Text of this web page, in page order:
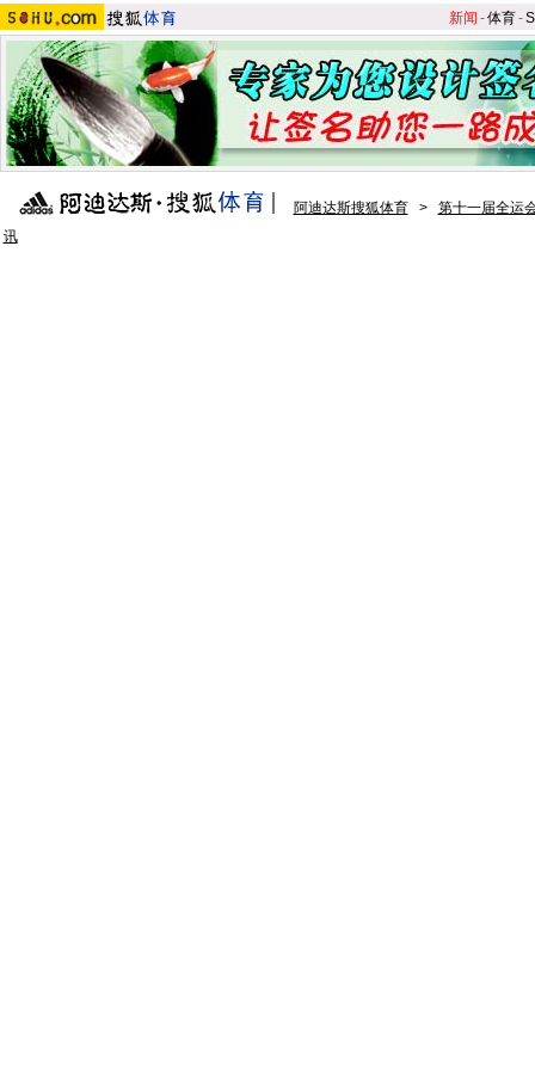
新闻 -体育-S
阿迪达斯搜狐体育 >
第十一届全运
讯